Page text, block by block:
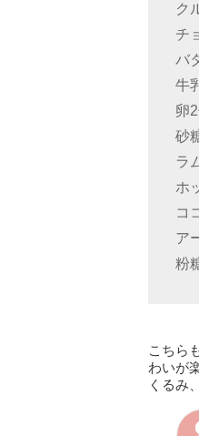
ク
チ
バ
牛
卵
砂
ラ
ホ
コ
ア
粉
こちら
わいが
くるみ